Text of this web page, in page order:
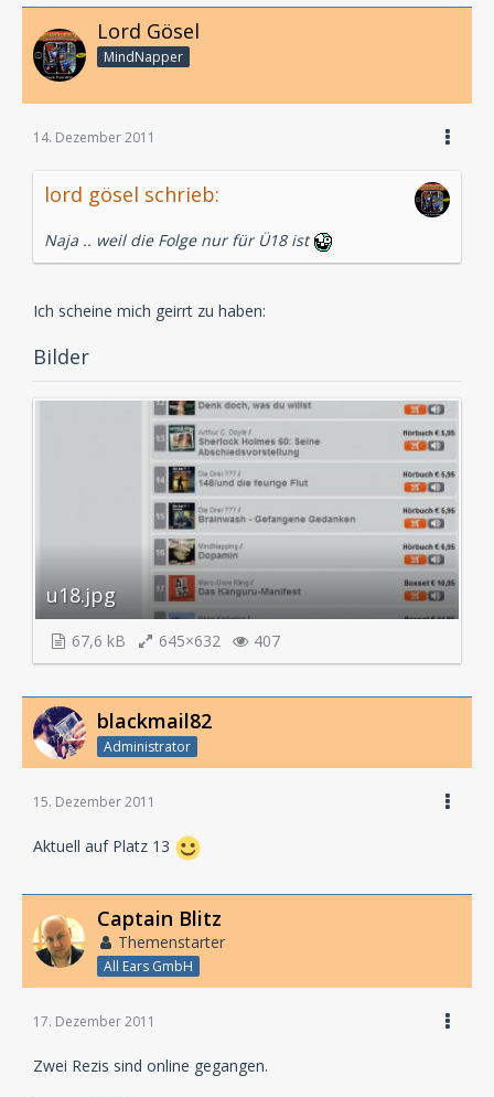
Lord Gösel
MindNapper
14. Dezember 2011
lord gösel schrieb:
Naja .. weil die Folge nur für Ü18 ist
Ich scheine mich geirrt zu haben:
Bilder
u18.jpg
67,6 kB 645×632 407
blackmail82
Administrator
15. Dezember 2011
Aktuell auf Platz 13
Captain Blitz
Themenstarter
All Ears GmbH
17. Dezember 2011
Zwei Rezis sind online gegangen.